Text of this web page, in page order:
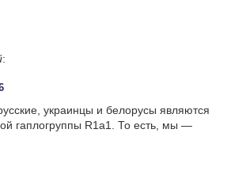
:
украинцы и белорусы являются
гаплогруппы R1a1. То есть, мы —